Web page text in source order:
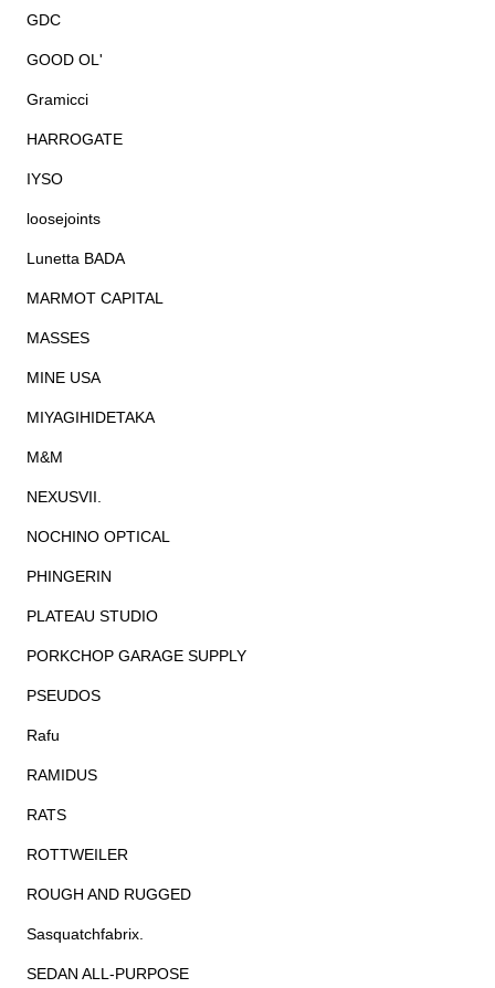
GDC
GOOD OL'
Gramicci
HARROGATE
IYSO
loosejoints
Lunetta BADA
MARMOT CAPITAL
MASSES
MINE USA
MIYAGIHIDETAKA
M&M
NEXUSVII.
NOCHINO OPTICAL
PHINGERIN
PLATEAU STUDIO
PORKCHOP GARAGE SUPPLY
PSEUDOS
Rafu
RAMIDUS
RATS
ROTTWEILER
ROUGH AND RUGGED
Sasquatchfabrix.
SEDAN ALL-PURPOSE